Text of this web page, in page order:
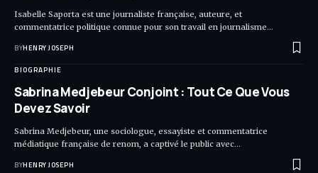
Isabelle Saporta est une journaliste française, auteure, et
commentatrice politique connue pour son travail en journalisme…
BYHENRY JOSEPH
BIOGRAPHIE
Sabrina Medjebeur Conjoint : Tout Ce Que Vous
Devez Savoir
Sabrina Medjebeur, une sociologue, essayiste et commentatrice
médiatique française de renom, a captivé le public avec…
BYHENRY JOSEPH